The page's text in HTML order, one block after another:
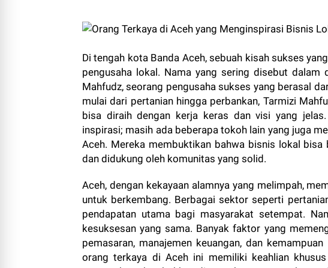
Di tengah kota Banda Aceh, sebuah kisah sukses
pengusaha lokal. Nama yang sering disebut
Mahfudz, seorang pengusaha sukses yang berasal
mulai dari pertanian hingga perbankan, Tarmizi
bisa diraih dengan kerja keras dan visi yang
inspirasi; masih ada beberapa tokoh lain yang juga
Aceh. Mereka membuktikan bahwa bisnis lokal
dan didukung oleh komunitas yang solid.
Aceh, dengan kekayaan alamnya yang melimpah,
untuk berkembang. Berbagai sektor seperti
pendapatan utama bagi masyarakat setempat.
kesuksesan yang sama. Banyak faktor yang
pemasaran, manajemen keuangan, dan
orang terkaya di Aceh ini memiliki keahlian